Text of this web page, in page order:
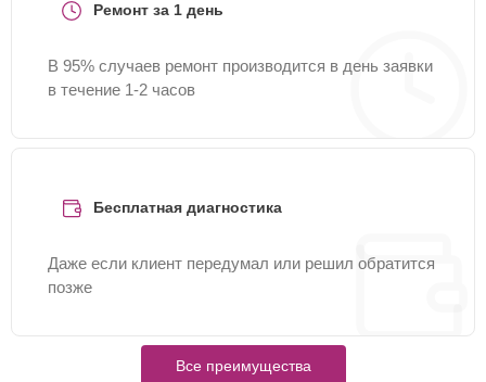
Ремонт за 1 день
В 95% случаев ремонт производится в день заявки
в течение 1-2 часов
Бесплатная диагностика
Даже если клиент передумал или решил обратится
позже
Все преимущества